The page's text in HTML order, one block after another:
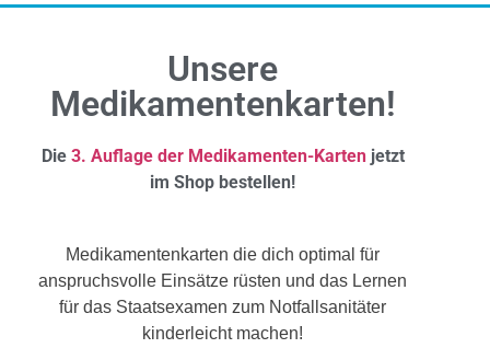
Unsere
Medikamentenkarten!
Die 3. Auflage der Medikamenten-Kartenjetzt
im Shop bestellen!
Medikamentenkarten die dich optimal für
anspruchsvolle Einsätze rüsten und das Lernen
für das Staatsexamen zum Notfallsanitäter
kinderleicht machen!